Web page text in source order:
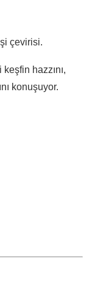
çevirisi.
hazzını,
konuşuyor.